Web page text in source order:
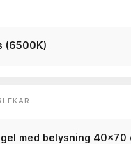
(6500K)
med belysning 40x70